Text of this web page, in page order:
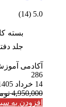
5.0 (14)
جلد
آکادمی
286
14 خرداد 1405
4,950,000
افزودن به